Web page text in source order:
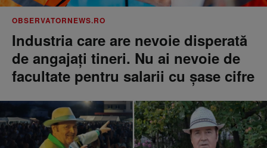
OBSERVATORNEWS.RO
Industria care are nevoie disperată
de angajaţi tineri. Nu ai nevoie de
facultate pentru salarii cu şase cifre